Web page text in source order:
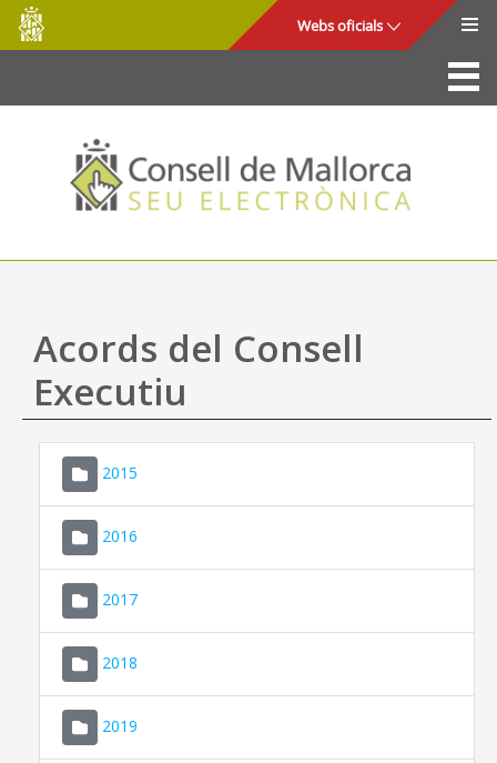
Salta al contingut principal
Consell
de
Mallorca
Webs oficials
La Seu
Consell de Mallorca
Accés i seguretat
Utilitats
Ajuda
Acords del Consell
Executiu
2015
2016
2017
2018
2019